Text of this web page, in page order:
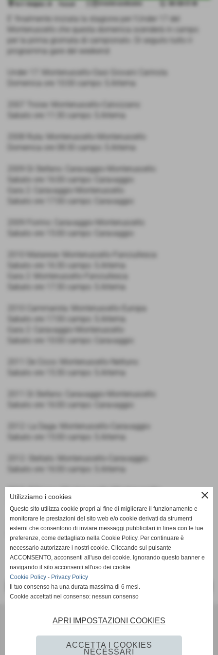
E' finalmente iniziata la stagione per l'Under 17 del
Monteruscello che questa domenica scenderà in campo
per la prima giornata di campionato. Di seguito tutto il
programma gare del weekend:
Under 17: Monteruscello-Oasi Giovani Carinola
Domenica ore 10:00 campo: S.Artema
2007 Troise: Monteruscello-Calvizzano
Sabato ore 11:30 campo: S.Artema
2008 Ruta: Monteruscello-Monteruscello
Domenica ore 08:30 campo: S.Artema
2009 Di Stefano: Caravaggio-Monteruscello
Sabato ore 16:00 campo: Caravaggio
Gara 2: Caravaggio-Monteruscello
Sabato ore 17:00 campo: Caravaggio
2009 Fiorino: Caravaggio-Monteruscello
Sabato ore 15:00 campo: Caravaggio
2010 Matarese: Monteruscello-Fanciullesca
Sabato ore 16:30 campo: S.Artema
Gara 2: Monteruscello-Fanciullesca
Sabato ore 17:30 campo: S.Artema
2010 Cammarota: Monteruscello-Europa
Sabato ore 17:00 campo: S.Artema
Gara 2: Caravaggio-Monteruscello
Sabato ore 10:00 campo: Caravaggio
2011 De Cicco: Monteruscello-Nettuno
Sabato ore 15:30 campo: S.Artema
2011 Di Stefano: Caravaggio-Monteruscello
Sabato ore 16:00 campo: Caravaggio
2012: La Daga: Monteruscello-Caravaggio
Sabato ore 15:00 campo: S.Artema
2012: Stellato: Monteruscello-Caravaggio
Sabato ore 16:00 campo: S.Artema
Sabato ore 15:00 campo: S.Artema
2014 Frascogna: Monteruscello-Monrteruscello
Domenica ore 10:30 campo: S.Artema
<< PRECEDENTE
Via Amedeo Modigliani 18 - Pozzuoli (Napoli)
P.I. 07784580636 C.F 96012290639
Tel. 081 524 57 48 Fax 081 524 57 48 mail
close
Utilizziamo i cookies
Questo sito utilizza cookie propri al fine di migliorare il funzionamento e
monitorare le prestazioni del sito web e/o cookie derivati da strumenti
esterni che consentono di inviare messaggi pubblicitari in linea con le tue
preferenze, come dettagliato nella Cookie Policy. Per continuare è
necessario autorizzare i nostri cookie. Cliccando sul pulsante
ACCONSENTO, acconsenti all'uso dei cookie. Ignorando questo banner e
navigando il sito acconsenti all'uso dei cookie.
Cookie Policy - Privacy Policy
Il tuo consenso ha una durata massima di 6 mesi.
Cookie accettati nel consenso: nessun consenso
APRI IMPOSTAZIONI COOKIES
ACCETTA I COOKIES
NECESSARI